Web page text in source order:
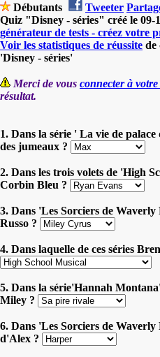
Débutants Tweeter
Quiz "Disney - séries" créé le 09-
générateur de tests - créez votre
Voir les statistiques de réussite de
'Disney - séries'
Merci de vous connecter à votre
résultat.
1. Dans la série ' La vie de
des jumeaux ?
2. Dans les trois volets de 'High
Corbin Bleu ?
3. Dans 'Les Sorciers de
Russo ?
4. Dans laquelle de ces séries
5. Dans la série'Hannah
Miley ?
6. Dans 'Les Sorciers de
d'Alex ?